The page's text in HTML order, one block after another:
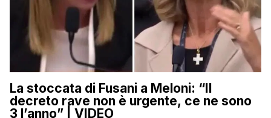
La stoccata di Fusani a Meloni: “Il
decreto rave non è urgente, ce ne sono
3 l’anno” | VIDEO